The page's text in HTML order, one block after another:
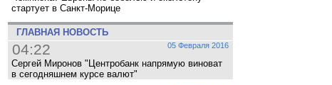
стартует в Санкт-Морице
ГЛАВНАЯ НОВОСТЬ
05 Февраля 2016
04:22
Сергей Миронов "Центробанк напрямую виноват
в сегодняшнем курсе валют"